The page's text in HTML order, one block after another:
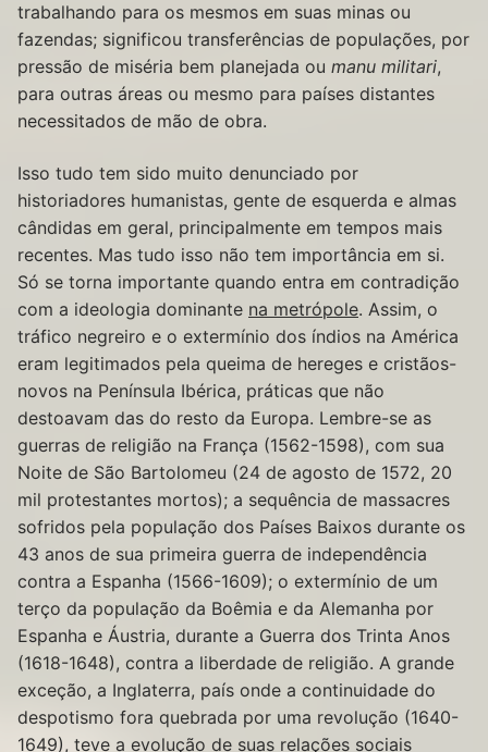
trabalhando para os mesmos em suas minas ou
fazendas; significou transferências de populações, por
pressão de miséria bem planejada ou manu militari,
para outras áreas ou mesmo para países distantes
necessitados de mão de obra.
Isso tudo tem sido muito denunciado por
historiadores humanistas, gente de esquerda e almas
cândidas em geral, principalmente em tempos mais
recentes. Mas tudo isso não tem importância em si.
Só se torna importante quando entra em contradição
com a ideologia dominante na metrópole. Assim, o
tráfico negreiro e o extermínio dos índios na América
eram legitimados pela queima de hereges e cristãos-
novos na Península Ibérica, práticas que não
destoavam das do resto da Europa. Lembre-se as
guerras de religião na França (1562-1598), com sua
Noite de São Bartolomeu (24 de agosto de 1572, 20
mil protestantes mortos); a sequência de massacres
sofridos pela população dos Países Baixos durante os
43 anos de sua primeira guerra de independência
contra a Espanha (1566-1609); o extermínio de um
terço da população da Boêmia e da Alemanha por
Espanha e Áustria, durante a Guerra dos Trinta Anos
(1618-1648), contra a liberdade de religião. A grande
exceção, a Inglaterra, país onde a continuidade do
despotismo fora quebrada por uma revolução (1640-
1649), teve a evolução de suas relações sociais